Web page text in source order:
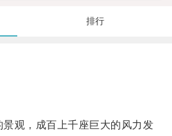
排行
观，成百上千座巨大的风力发